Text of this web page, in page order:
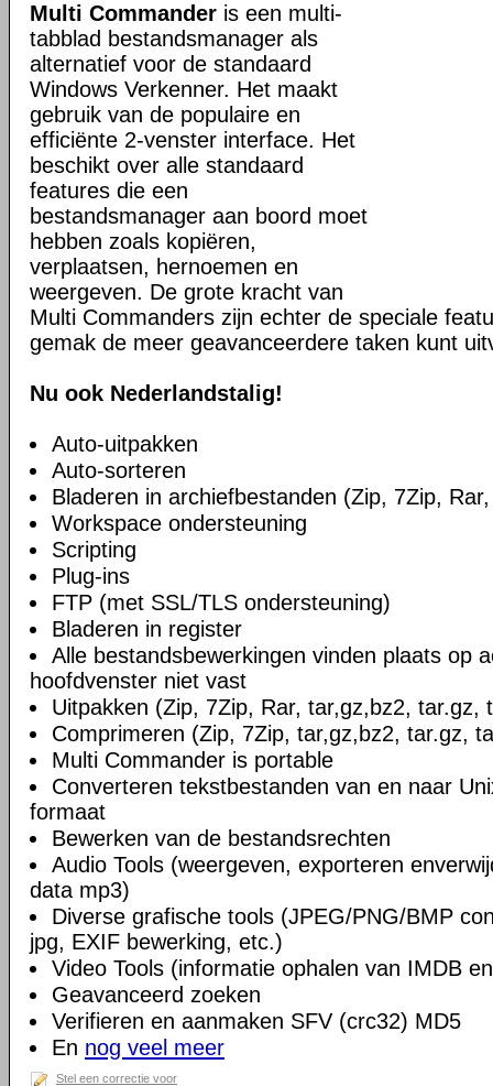
Multi Commander is een multi-
tabblad bestandsmanager als
alternatief voor de standaard
Windows Verkenner. Het maakt
gebruik van de populaire en
efficiënte 2-venster interface. Het
beschikt over alle standaard
features die een
bestandsmanager aan boord moet
hebben zoals kopiëren,
verplaatsen, hernoemen en
weergeven. De grote kracht van
Multi Commanders zijn echter de speciale
gemak de meer geavanceerdere taken kunt
Nu ook Nederlandstalig!
Auto-uitpakken
Auto-sorteren
Bladeren in archiefbestanden (Zip, 7Zip,
Workspace ondersteuning
Scripting
Plug-ins
FTP (met SSL/TLS ondersteuning)
Bladeren in register
Alle bestandsbewerkingen vinden plaats op
hoofdvenster niet vast
Uitpakken (Zip, 7Zip, Rar, tar,gz,bz2, tar.gz,
Comprimeren (Zip, 7Zip, tar,gz,bz2, tar.gz,
Multi Commander is portable
Converteren tekstbestanden van en naar
formaat
Bewerken van de bestandsrechten
Audio Tools (weergeven, exporteren
data mp3)
Diverse grafische tools (JPEG/PNG/BMP
jpg, EXIF bewerking, etc.)
Video Tools (informatie ophalen van IMDB
Geavanceerd zoeken
Verifieren en aanmaken SFV (crc32) MD5
En nog veel meer
Stel een correctie voor